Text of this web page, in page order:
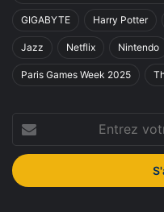
GIGABYTE Harry Potter
Jazz Netflix Nintendo
Paris Games Week 2025
votre
adresse
Email